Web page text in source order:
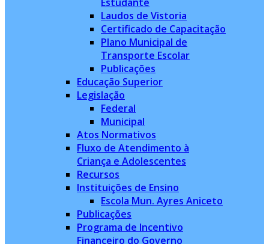
Laudos de Vistoria
Certificado de Capacitação
Plano Municipal de
Transporte Escolar
Publicações
Educação Superior
Legislação
Federal
Municipal
Atos Normativos
Fluxo de Atendimento à
Criança e Adolescentes
Recursos
Instituições de Ensino
Escola Mun. Ayres Aniceto
Publicações
Programa de Incentivo
Financeiro do Governo